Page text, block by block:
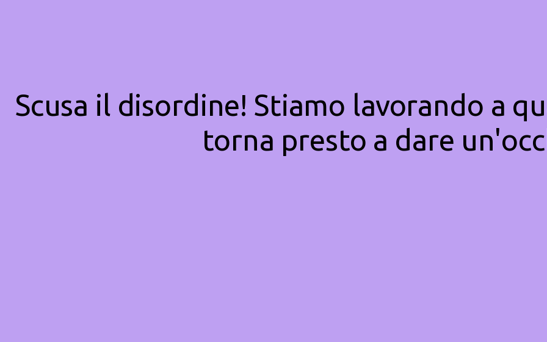
Scusa il disordine! Stiamo lavorando a
torna presto a dare